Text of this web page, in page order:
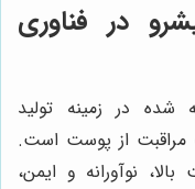
در فناوری
شده در زمینه تولید
مراقبت از پوست است.
نوآورانه و ایمن،